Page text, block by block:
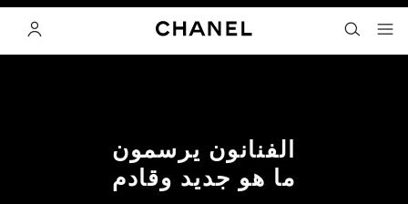
القائمة- المتصفح الرئيسي
- المتصفح الرئيسي
البحث
Next Prize
إيقاف فيديو الديكور
الفنانون يرسمون
ما هو جديد وقادم